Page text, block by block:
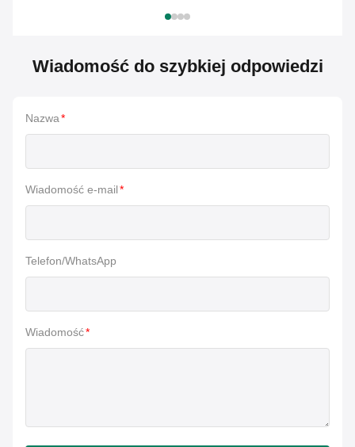
Wiadomość do szybkiej odpowiedzi
Nazwa*
Wiadomość e-mail*
Telefon/WhatsApp
Wiadomość*